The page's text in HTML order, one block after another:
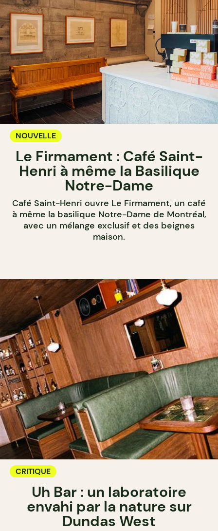
NOUVELLE
Le Firmament : Café Saint-
Henri à même la Basilique
Notre-Dame
Café Saint-Henri ouvre Le Firmament, un café
à même la basilique Notre-Dame de Montréal,
avec un mélange exclusif et des beignes
maison.
CRITIQUE
Uh Bar : un laboratoire
envahi par la nature sur
Dundas West